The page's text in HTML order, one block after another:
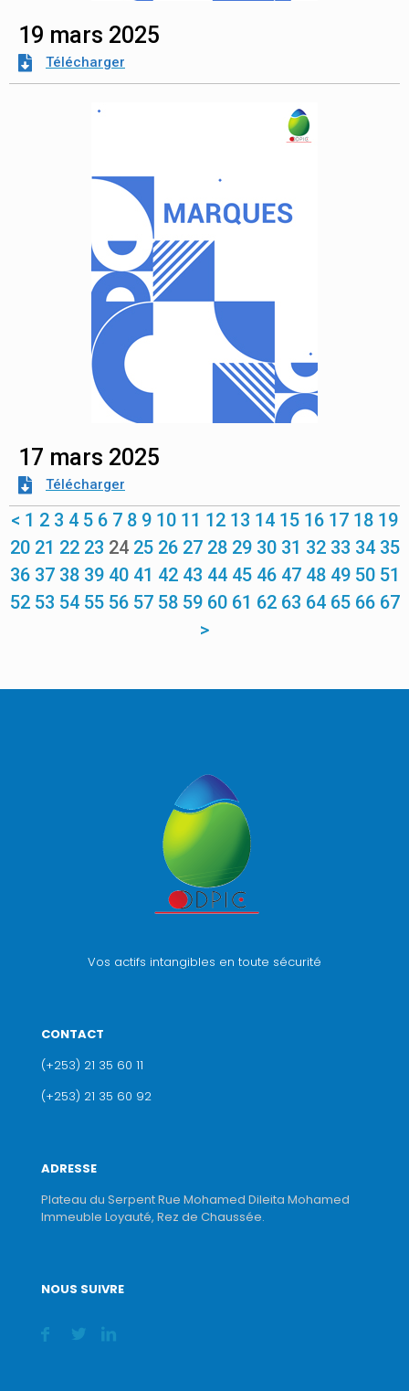
19 mars 2025
Télécharger
17 mars 2025
Télécharger
< 1 2 3 4 5 6 7 8 9 10 11 12 13 14 15 16 17 18 19
20 21 22 23 24 25 26 27 28 29 30 31 32 33 34 35
36 37 38 39 40 41 42 43 44 45 46 47 48 49 50 51
52 53 54 55 56 57 58 59 60 61 62 63 64 65 66 67
>
Vos actifs intangibles en toute sécurité
CONTACT
(+253) 21 35 60 11
(+253) 21 35 60 92
ADRESSE
Plateau du Serpent Rue Mohamed Dileita Mohamed
Immeuble Loyauté, Rez de Chaussée.
NOUS SUIVRE